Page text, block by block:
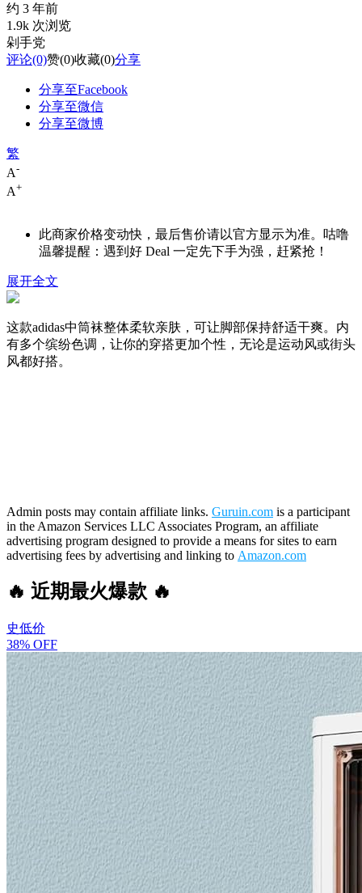
约 3 年前
1.9k 次浏览
剁手党
评论(0)赞(0)收藏(0)分享
分享至Facebook
分享至微信
分享至微博
繁
A-
A+
此商家价格变动快，最后售价请以官方显示为准。咕噜
温馨提醒：遇到好 Deal 一定先下手为强，赶紧抢！
展开全文
这款adidas中筒袜整体柔软亲肤，可让脚部保持舒适干爽。内
有多个缤纷色调，让你的穿搭更加个性，无论是运动风或街头
风都好搭。
Admin posts may contain affiliate links. Guruin.com is a participant
in the Amazon Services LLC Associates Program, an affiliate
advertising program designed to provide a means for sites to earn
advertising fees by advertising and linking to Amazon.com
🔥 近期最火爆款 🔥
史低价
38% OFF